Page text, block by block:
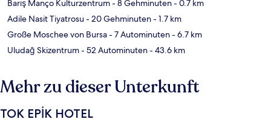
Barış Manço Kulturzentrum- 8 Gehminuten- 0.7 km
Adile Nasit Tiyatrosu- 20 Gehminuten- 1.7 km
Große Moschee von Bursa- 7 Autominuten- 6.7 km
Uludağ Skizentrum- 52 Autominuten- 43.6 km
Mehr zu dieser Unterkunft
TOK EPİK HOTEL